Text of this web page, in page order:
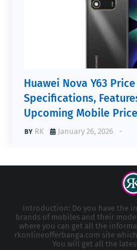
Huawei Nova Y63
Specifications,
Upcoming Mobile Price
RK -
January 26, 2026
Introduction: Do you have the
brands of mobiles and their
where you can get all the
rkonlineofferbanga.com site
You will get all the